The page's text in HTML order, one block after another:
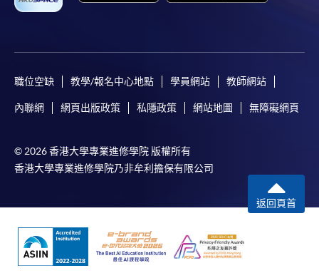
職位空缺 教學/報名中心地點 學員網站 教師網站
內聯網 網頁出版政策 私隱政策 網站地圖 無障礙網頁
© 2026 香港大學專業進修學院 版權所有
香港大學專業進修學院乃非牟利擔保有限公司
返回頁首